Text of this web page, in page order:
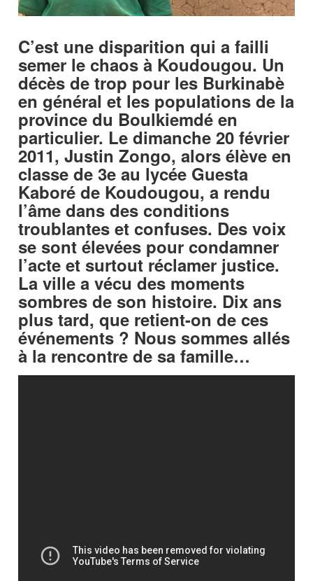
C’est une disparition qui a failli
semer le chaos à Koudougou. Un
décès de trop pour les Burkinabè
en général et les populations de la
province du Boulkiemdé en
particulier. Le dimanche 20 février
2011, Justin Zongo, alors élève en
classe de 3e au lycée Guesta
Kaboré de Koudougou, a rendu
l’âme dans des conditions
troublantes et confuses. Des voix
se sont élevées pour condamner
l’acte et surtout réclamer justice.
La ville a vécu des moments
sombres de son histoire. Dix ans
plus tard, que retient-on de ces
événements ? Nous sommes allés
à la rencontre de sa famille…